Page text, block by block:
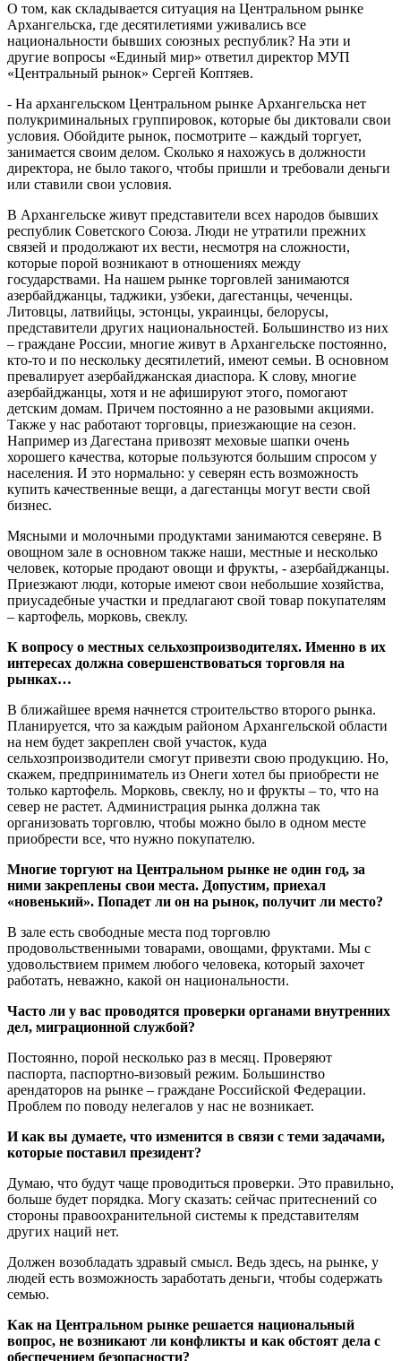
О том, как складывается ситуация на Центральном рынке
Архангельска, где десятилетиями уживались все
национальности бывших союзных республик? На эти и
другие вопросы «Единый мир» ответил директор МУП
«Центральный рынок» Сергей Коптяев.
- На архангельском Центральном рынке Архангельска нет
полукриминальных группировок, которые бы диктовали свои
условия. Обойдите рынок, посмотрите – каждый торгует,
занимается своим делом. Сколько я нахожусь в должности
директора, не было такого, чтобы пришли и требовали деньги
или ставили свои условия.
В Архангельске живут представители всех народов бывших
республик Советского Союза. Люди не утратили прежних
связей и продолжают их вести, несмотря на сложности,
которые порой возникают в отношениях между
государствами. На нашем рынке торговлей занимаются
азербайджанцы, таджики, узбеки, дагестанцы, чеченцы.
Литовцы, латвийцы, эстонцы, украинцы, белорусы,
представители других национальностей. Большинство из них
– граждане России, многие живут в Архангельске постоянно,
кто-то и по нескольку десятилетий, имеют семьи. В основном
превалирует азербайджанская диаспора. К слову, многие
азербайджанцы, хотя и не афишируют этого, помогают
детским домам. Причем постоянно а не разовыми акциями.
Также у нас работают торговцы, приезжающие на сезон.
Например из Дагестана привозят меховые шапки очень
хорошего качества, которые пользуются большим спросом у
населения. И это нормально: у северян есть возможность
купить качественные вещи, а дагестанцы могут вести свой
бизнес.
Мясными и молочными продуктами занимаются северяне. В
овощном зале в основном также наши, местные и несколько
человек, которые продают овощи и фрукты, - азербайджанцы.
Приезжают люди, которые имеют свои небольшие хозяйства,
приусадебные участки и предлагают свой товар покупателям
– картофель, морковь, свеклу.
К вопросу о местных сельхозпроизводителях. Именно в их
интересах должна совершенствоваться торговля на
рынках…
В ближайшее время начнется строительство второго рынка.
Планируется, что за каждым районом Архангельской области
на нем будет закреплен свой участок, куда
сельхозпроизводители смогут привезти свою продукцию. Но,
скажем, предприниматель из Онеги хотел бы приобрести не
только картофель. Морковь, свеклу, но и фрукты – то, что на
север не растет. Администрация рынка должна так
организовать торговлю, чтобы можно было в одном месте
приобрести все, что нужно покупателю.
Многие торгуют на Центральном рынке не один год, за
ними закреплены свои места. Допустим, приехал
«новенький». Попадет ли он на рынок, получит ли место?
В зале есть свободные места под торговлю
продовольственными товарами, овощами, фруктами. Мы с
удовольствием примем любого человека, который захочет
работать, неважно, какой он национальности.
Часто ли у вас проводятся проверки органами внутренних
дел, миграционной службой?
Постоянно, порой несколько раз в месяц. Проверяют
паспорта, паспортно-визовый режим. Большинство
арендаторов на рынке – граждане Российской Федерации.
Проблем по поводу нелегалов у нас не возникает.
И как вы думаете, что изменится в связи с теми задачами,
которые поставил президент?
Думаю, что будут чаще проводиться проверки. Это правильно,
больше будет порядка. Могу сказать: сейчас притеснений со
стороны правоохранительной системы к представителям
других наций нет.
Должен возобладать здравый смысл. Ведь здесь, на рынке, у
людей есть возможность заработать деньги, чтобы содержать
семью.
Как на Центральном рынке решается национальный
вопрос, не возникают ли конфликты и как обстоят дела с
обеспечением безопасности?